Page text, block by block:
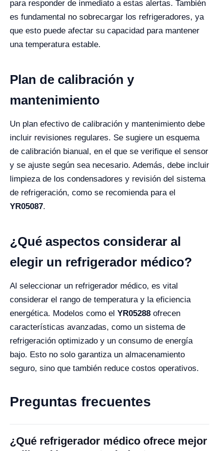
para responder de inmediato a estas alertas. También
es fundamental no sobrecargar los refrigeradores, ya
que esto puede afectar su capacidad para mantener
una temperatura estable.
Plan de calibración y
mantenimiento
Un plan efectivo de calibración y mantenimiento debe
incluir revisiones regulares. Se sugiere un esquema
de calibración bianual, en el que se verifique el sensor
y se ajuste según sea necesario. Además, debe incluir
limpieza de los condensadores y revisión del sistema
de refrigeración, como se recomienda para el
YR05087.
¿Qué aspectos considerar al
elegir un refrigerador médico?
Al seleccionar un refrigerador médico, es vital
considerar el rango de temperatura y la eficiencia
energética. Modelos como el YR05288 ofrecen
características avanzadas, como un sistema de
refrigeración optimizado y un consumo de energía
bajo. Esto no solo garantiza un almacenamiento
seguro, sino que también reduce costos operativos.
Preguntas frecuentes
¿Qué refrigerador médico ofrece mejor